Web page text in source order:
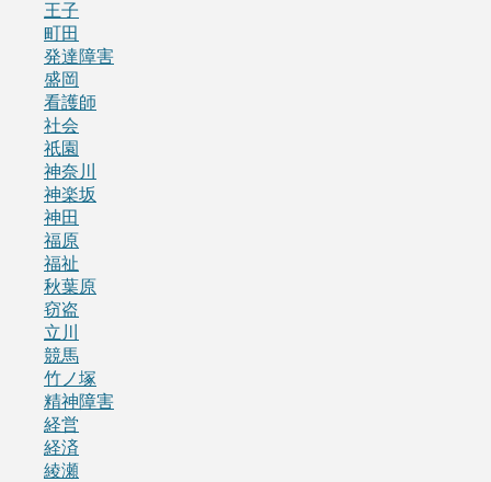
王子
町田
発達障害
盛岡
看護師
社会
祇園
神奈川
神楽坂
神田
福原
福祉
秋葉原
窃盗
立川
競馬
竹ノ塚
精神障害
経営
経済
綾瀬